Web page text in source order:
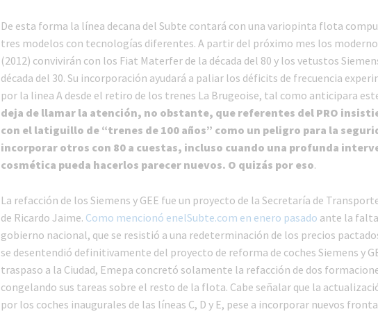
De esta forma la línea decana del Subte contará con una variopinta flota
tres modelos con tecnologías diferentes. A partir del próximo mes los
(2012) convivirán con los Fiat Materfer de la década del 80 y los vetustos
década del 30. Su incorporación ayudará a paliar los déficits de frecuencia
por la linea A desde el retiro de los trenes La Brugeoise, tal como anticipara
deja de llamar la atención, no obstante, que referentes del PRO
con el latiguillo de “trenes de 100 años” como un peligro para la
incorporar otros con 80 a cuestas, incluso cuando una profunda
cosmética pueda hacerlos parecer nuevos. O quizás por eso.
La refacción de los Siemens y GEE fue un proyecto de la Secretaría de
de Ricardo Jaime. Como mencionó enelSubte.com en enero pasado ante la
gobierno nacional, que se resistió a una redeterminación de los precios
se desentendió definitivamente del proyecto de reforma de coches Siemens y
traspaso a la Ciudad, Emepa concretó solamente la refacción de dos
congelando sus tareas sobre el resto de la flota. Cabe señalar que la
por los coches inaugurales de las líneas C, D y E, pese a incorporar nuevos